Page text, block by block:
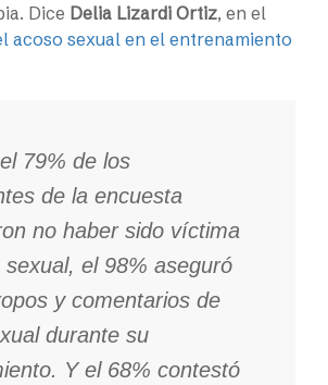
Dice Delia Lizardi Ortiz, en el
acoso sexual en el entrenamiento
79% de los
de la encuesta
no haber sido víctima
sexual, el 98% aseguró
y comentarios de
durante su
Y el 68% contestó